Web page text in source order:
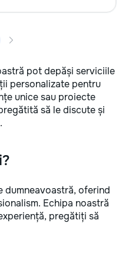
pot depăși serviciile
personalizate pentru
unice sau proiecte
să le discute și
dumneavoastră, oferind
Echipa noastră
pregătiți să